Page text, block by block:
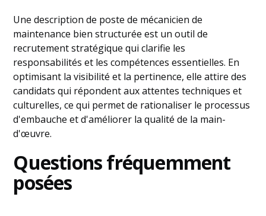
Une description de poste de mécanicien de
maintenance bien structurée est un outil de
recrutement stratégique qui clarifie les
responsabilités et les compétences essentielles. En
optimisant la visibilité et la pertinence, elle attire des
candidats qui répondent aux attentes techniques et
culturelles, ce qui permet de rationaliser le processus
d'embauche et d'améliorer la qualité de la main-
d'œuvre.
Questions fréquemment
posées